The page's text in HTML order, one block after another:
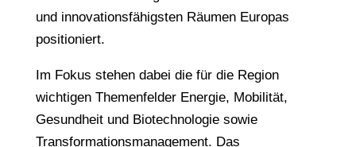
und innovationsfähigsten Räumen Europas
positioniert.
Im Fokus stehen dabei die für die Region
wichtigen Themenfelder Energie, Mobilität,
Gesundheit und Biotechnologie sowie
Transformationsmanagement. Das